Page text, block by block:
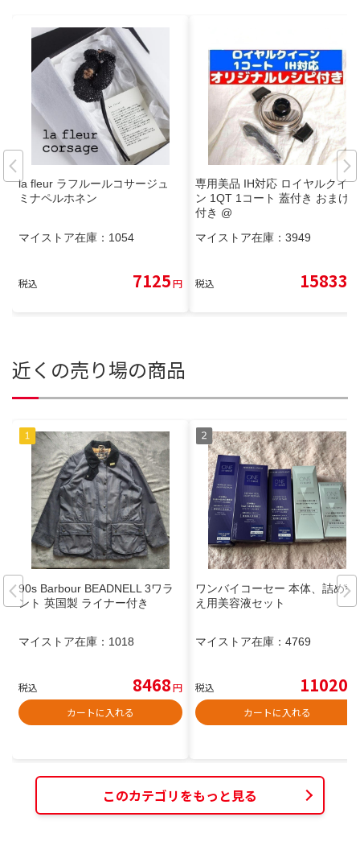
la fleur ラフルールコサージュ
ミナペルホネン
マイストア在庫： 1054
税込 7125円
専用美品 IH対応 ロイヤルクイー
ン 1QT 1コート 蓋付き おまけ
付き @
マイストア在庫： 3949
税込 15833
近くの売り場の商品
​90s Barbour BEADNELL 3ワラ
ント 英国製 ライナー付き
マイストア在庫： 1018
税込 8468円
カートに入れる
ワンバイコーセー 本体、詰め替
え用美容液セット
マイストア在庫： 4769
税込 11020
カートに入れる
このカテゴリをもっと見る